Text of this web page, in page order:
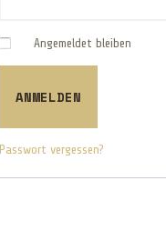
Angemeldet bleiben
ANMELDEN
Passwort vergessen?